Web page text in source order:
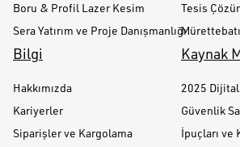
Boru & Profil Lazer Kesim
Sera Yatırım ve Proje Danışmanlığı
Tesis
Bilgi
Hakkımızda
Kariyerler
Siparişler ve Kargolama
Kaynak
2025 Dijital
Güvenlik
İpuçları ve